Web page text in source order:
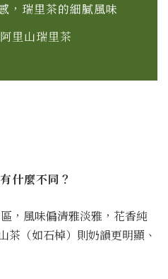
，瑞里茶的細膩風味
里山瑞里茶
什麼不同？
，風味偏清雅淡雅，花香純
茶（如石棹）則奶韻更明顯、